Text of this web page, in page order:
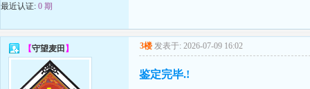
最近认证: 0 期
【守望麦田 】 3楼 发表于: 2026-07-09 16:02
鉴定完毕.!